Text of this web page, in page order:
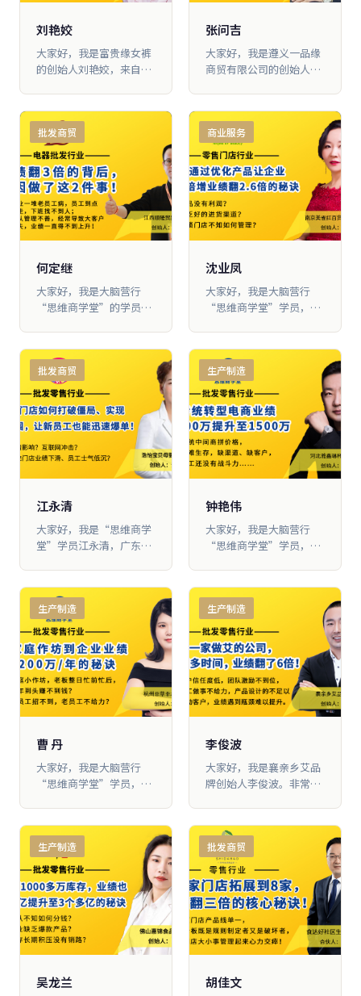
刘艳姣
大家好，我是富贵缘女裤
的创始人刘艳姣，来自湖
的三大板块（团队板块、
产品板块、营销板块）都
进行了优化改革， 落地所
学的各项机制，进行产品
细分，并且打造公司标准
化流程。用三年多的时
间，业 绩从原来的每年
4000万元，增加到现在的
张问吉
大家好，我是遵义一品缘
商贸有限公司的创始人张
2016年成立，是我和三个
兄弟合伙开的，当时大家
对这个行业都很陌 生，也
不知道该从什么地方做
起，所以一年业绩只有
400万，基本上不赚钱。
批发商贸
何定继
大家好，我是大脑营行
“思维商学堂”的学员，
营行学习两年时间，业绩
从原来的4000万元做到了
1.2亿元，业绩翻了3 倍，
利润率增长了56%
商业服务
沈业凤
大家好，我是大脑营行
“思维商学堂”学员，南
2015年7月加入大脑营行
的，通过这几年的学习，
让我的公司有了非常大 的
收获，公司的营业额从
680万做到1800万，门店
从12家增加到26家。
批发商贸
江永清
大家好，我是“思维商学
堂”学员江永清，广东茂
行学习之前，企业经营得
非常艰难，但是通过一年
的学习，我 在大脑营行不
仅找回了创业的初心、创
业的激情和自信，更是把
门店从20家增加到36 家，
业绩从2500万元增长到
3500万元。尤其是疫情期
围，反而 增长了20%。
生产制造
钟艳伟
大家好，我是大脑营行
“思维商学堂”学员，河
开始加入大脑营行，跟随
苏老师学习。以前我们是
搞传统批发的，代理 别人
的产品，主要客户有商
场、超市和礼品公司。因
为产品同质化严重，渠道
单一，价 格就比拼得很厉
害，再加上给渠道客户的
可能还要倒贴钱，所 以我
们一直做得很辛苦。
生产制造
曹 丹
大家好，我是大脑营行
“思维商学堂”学员，杭
学习两年多的时间，团队
从3个人变成20多人，办
公面积从600平方米扩 大
到3000平方米，业绩从
400万做到了1200万。虽
然我们是一家小微企业，
但是麻雀虽 小，五脏俱
全，我们把大脑营行教的
里。
生产制造
李俊波
大家好，我是襄亲乡艾品
牌创始人李俊波。非常感
升。跟大脑营行学习一年
多的时间，我们把业绩从
每年不到1000万做成 了每
年6000万。尤其是疫情期
间，我们的业绩不但没有
受到影响，而且还在上
涨，我们 的代理人数也在
不停地增长，这是让我非
生产制造
吴龙兰
批发商贸
胡佳文